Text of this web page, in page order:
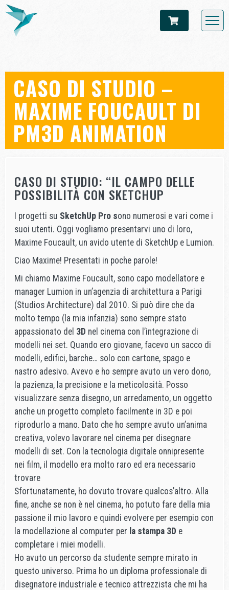
CASO DI STUDIO –
MAXIME FOUCAULT DI
PM3D ANIMATION
CASO DI STUDIO: “IL CAMPO DELLE
POSSIBILITÀ CON SKETCHUP
I progetti su SketchUp Pro sono numerosi e vari come i
suoi utenti. Oggi vogliamo presentarvi uno di loro,
Maxime Foucault, un avido utente di SketchUp e Lumion.
Ciao Maxime! Presentati in poche parole!
Mi chiamo Maxime Foucault, sono capo modellatore e
manager Lumion in un’agenzia di architettura a Parigi
(Studios Architecture) dal 2010. Si può dire che da
molto tempo (la mia infanzia) sono sempre stato
appassionato del 3D nel cinema con l’integrazione di
modelli nei set. Quando ero giovane, facevo un sacco di
modelli, edifici, barche… solo con cartone, spago e
nastro adesivo. Avevo e ho sempre avuto un vero dono,
la pazienza, la precisione e la meticolosità. Posso
visualizzare senza disegno, un arredamento, un oggetto
anche un progetto completo facilmente in 3D e poi
riprodurlo a mano. Dato che ho sempre avuto un’anima
creativa, volevo lavorare nel cinema per disegnare
modelli di set. Con la tecnologia digitale onnipresente
nei film, il modello era molto raro ed era necessario
trovare
Sfortunatamente, ho dovuto trovare qualcos’altro. Alla
fine, anche se non è nel cinema, ho potuto fare della mia
passione il mio lavoro e quindi evolvere per esempio con
la modellazione al computer per la stampa 3D e
completare i miei modelli.
Ho avuto un percorso da studente sempre mirato in
questo universo. Prima ho un diploma professionale di
disegnatore industriale e tecnico attrezzista che mi ha